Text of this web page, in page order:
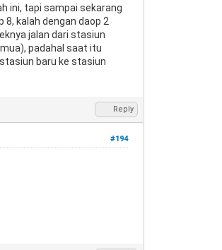
ini, tapi sampai sekarang
8, kalah dengan daop 2
jalan dari stasiun
padahal saat itu
baru ke stasiun
Reply
#194